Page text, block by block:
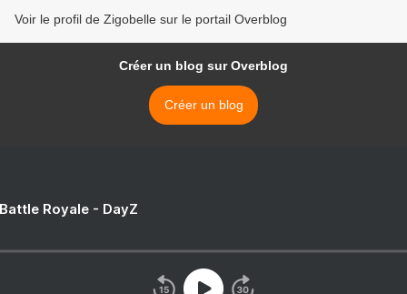
Voir le profil de Zigobelle sur le portail Overblog
Créer un blog sur Overblog
Créer un blog
Royale - DayZ